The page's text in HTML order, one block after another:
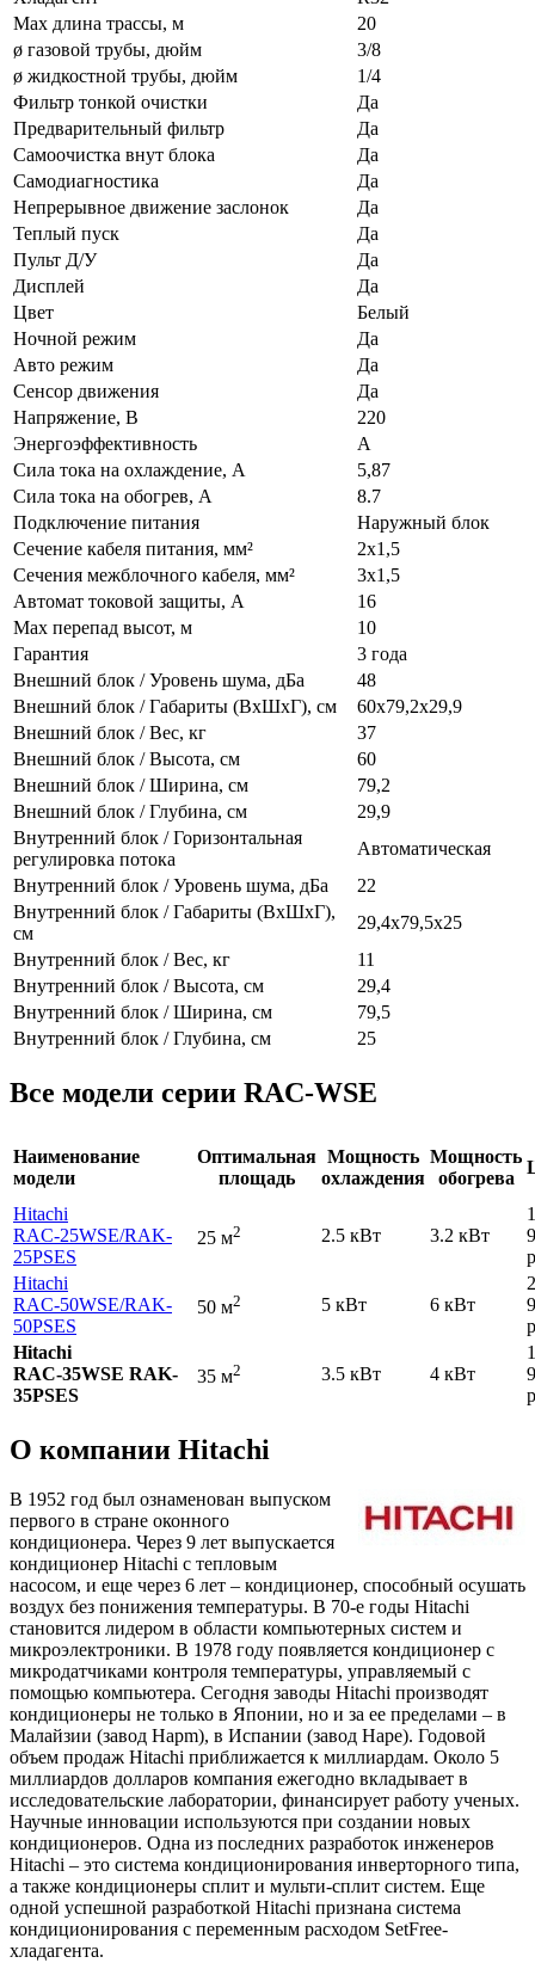
Max длина трассы, м
20
ø газовой трубы, дюйм
3/8
ø жидкостной трубы, дюйм
1/4
Фильтр тонкой очистки
Да
Предварительный фильтр
Да
Самоочистка внут блока
Да
Самодиагностика
Да
Непрерывное движение заслонок
Да
Теплый пуск
Да
Пульт Д/У
Да
Дисплей
Да
Цвет
Белый
Ночной режим
Да
Авто режим
Да
Сенсор движения
Да
Напряжение, В
220
Энергоэффективность
A
Сила тока на охлаждение, А
5,87
Сила тока на обогрев, А
8.7
Подключение питания
Наружный блок
Сечение кабеля питания, мм²
2х1,5
Сечения межблочного кабеля, мм²
3х1,5
Автомат токовой защиты, А
16
Max перепад высот, м
10
Гарантия
3 года
Внешний блок / Уровень шума, дБа
48
Внешний блок / Габариты (ВхШхГ), см
60х79,2х29,9
Внешний блок / Вес, кг
37
Внешний блок / Высота, см
60
Внешний блок / Ширина, см
79,2
Внешний блок / Глубина, см
29,9
Внутренний блок / Горизонтальная
регулировка потока
Автоматическая
Внутренний блок / Уровень шума, дБа
22
Внутренний блок / Габариты (ВхШхГ),
см
29,4х79,5х25
Внутренний блок / Вес, кг
11
Внутренний блок / Высота, см
29,4
Внутренний блок / Ширина, см
79,5
Внутренний блок / Глубина, см
25
Все модели серии RAC-WSE
Наименование
модели
Оптимальная
площадь
Мощность
охлаждения
Мощность
обогрева
Hitachi
RAC-25WSE/RAK-
25PSES
25 м2 2.5 кВт 3.2 кВт
Hitachi
RAC-50WSE/RAK-
50PSES
50 м2 5 кВт 6 кВт
Hitachi
RAC-35WSE RAK-
35PSES
35 м2 3.5 кВт 4 кВт
О компании Hitachi
В 1952 год был ознаменован выпуском
первого в стране оконного
кондиционера. Через 9 лет выпускается
кондиционер Hitachi с тепловым
насосом, и еще через 6 лет – кондиционер, способный осушать
воздух без понижения температуры. В 70-е годы Hitachi
становится лидером в области компьютерных систем и
микроэлектроники. В 1978 году появляется кондиционер с
микродатчиками контроля температуры, управляемый с
помощью компьютера. Сегодня заводы Hitachi производят
кондиционеры не только в Японии, но и за ее пределами – в
Малайзии (завод Hapm), в Испании (завод Hape). Годовой
объем продаж Hitachi приближается к миллиардам. Около 5
миллиардов долларов компания ежегодно вкладывает в
исследовательские лаборатории, финансирует работу ученых.
Научные инновации используются при создании новых
кондиционеров. Одна из последних разработок инженеров
Hitachi – это система кондиционирования инверторного типа,
а также кондиционеры сплит и мульти-сплит систем. Еще
одной успешной разработкой Hitachi признана система
кондиционирования с переменным расходом SetFree-
хладагента.